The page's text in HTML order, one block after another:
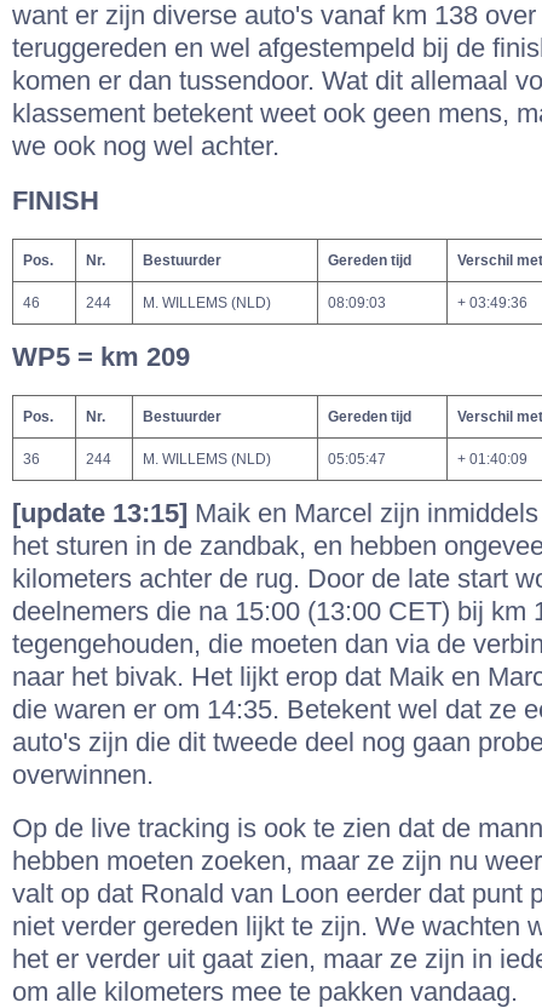
want er zijn diverse auto's vanaf km 138
teruggereden en wel afgestempeld bij de
komen er dan tussendoor. Wat dit allemaal
klassement betekent weet ook geen mens,
we ook nog wel achter.
FINISH
Pos. Nr. Bestuurder Gereden tijd Verschil
46 244 M. WILLEMS (NLD) 08:09:03 + 03:49:36
WP5 = km 209
Pos. Nr. Bestuurder Gereden tijd Verschil
36 244 M. WILLEMS (NLD) 05:05:47 + 01:40:09
[update 13:15] Maik en Marcel zijn
het sturen in de zandbak, en hebben
kilometers achter de rug. Door de late start
deelnemers die na 15:00 (13:00 CET) bij km
tegengehouden, die moeten dan via de
naar het bivak. Het lijkt erop dat Maik en
die waren er om 14:35. Betekent wel dat ze
auto's zijn die dit tweede deel nog gaan
overwinnen.
Op de live tracking is ook te zien dat de
hebben moeten zoeken, maar ze zijn nu
valt op dat Ronald van Loon eerder dat punt
niet verder gereden lijkt te zijn. We wachten
het er verder uit gaat zien, maar ze zijn in
om alle kilometers mee te pakken vandaag.